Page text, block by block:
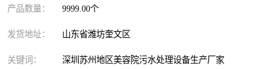
产品数量： 9999.00个
发货地址： 山东省潍坊奎文区
关键词： 深圳苏州地区美容院污水处理设备生产厂家